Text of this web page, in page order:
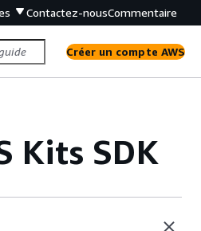
Contactez-nousCommentaire
Créer un compte AWS
Kits SDK